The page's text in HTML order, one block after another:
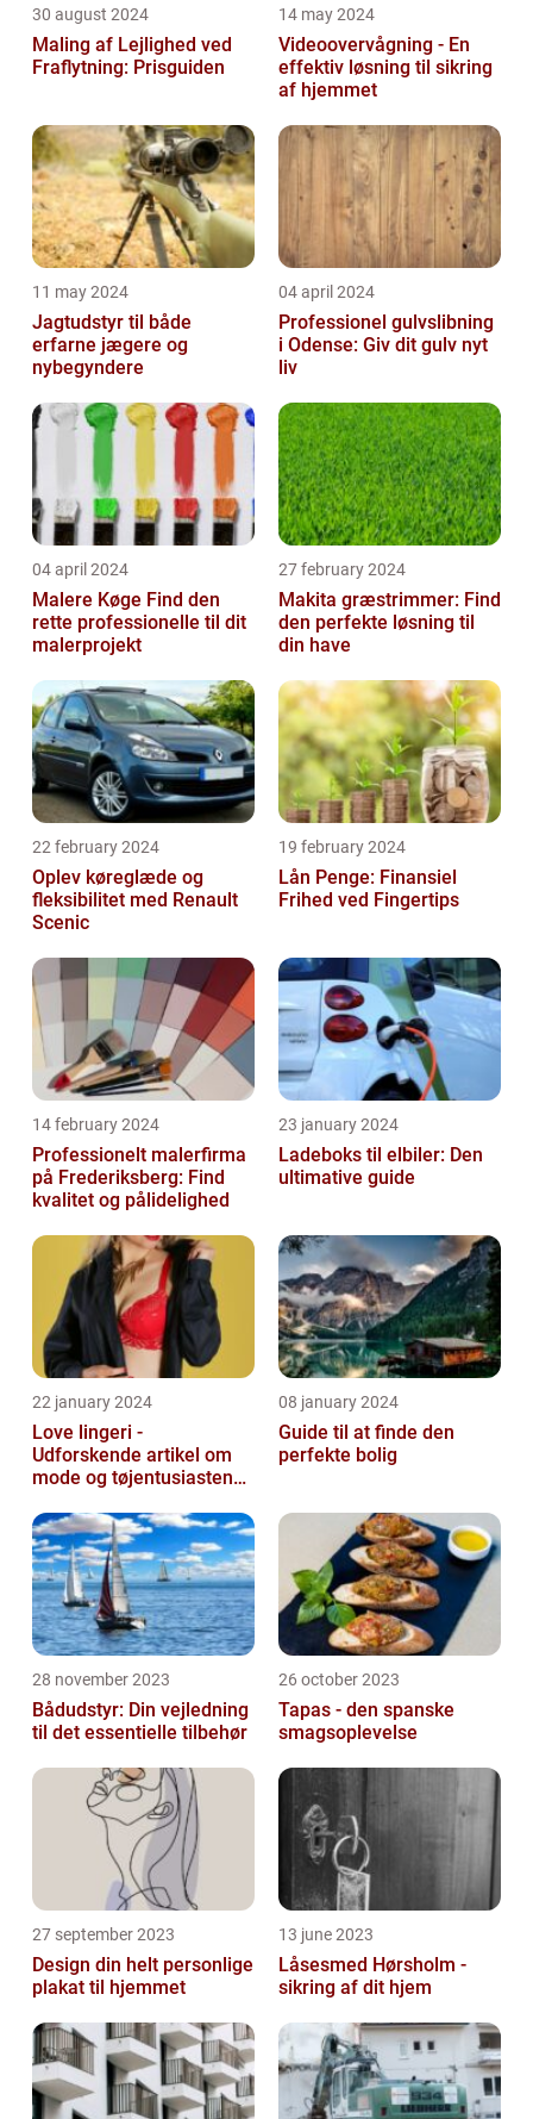
30 august 2024
Maling af Lejlighed ved
Fraflytning: Prisguiden
14 may 2024
Videoovervågning - En
effektiv løsning til sikring
af hjemmet
11 may 2024
Jagtudstyr til både
erfarne jægere og
nybegyndere
04 april 2024
Professionel gulvslibning
i Odense: Giv dit gulv nyt
liv
04 april 2024
Malere Køge Find den
rette professionelle til dit
malerprojekt
27 february 2024
Makita græstrimmer: Find
den perfekte løsning til
din have
22 february 2024
Oplev køreglæde og
fleksibilitet med Renault
Scenic
19 february 2024
Lån Penge: Finansiel
Frihed ved Fingertips
14 february 2024
Professionelt malerfirma
på Frederiksberg: Find
kvalitet og pålidelighed
23 january 2024
Ladeboks til elbiler: Den
ultimative guide
22 january 2024
Love lingeri -
Udforskende artikel om
mode og tøjentusiastens
08 january 2024
Guide til at finde den
perfekte bolig
28 november 2023
Bådudstyr: Din vejledning
til det essentielle tilbehør
26 october 2023
Tapas - den spanske
smagsoplevelse
27 september 2023
Design din helt personlige
plakat til hjemmet
13 june 2023
Låsesmed Hørsholm -
sikring af dit hjem